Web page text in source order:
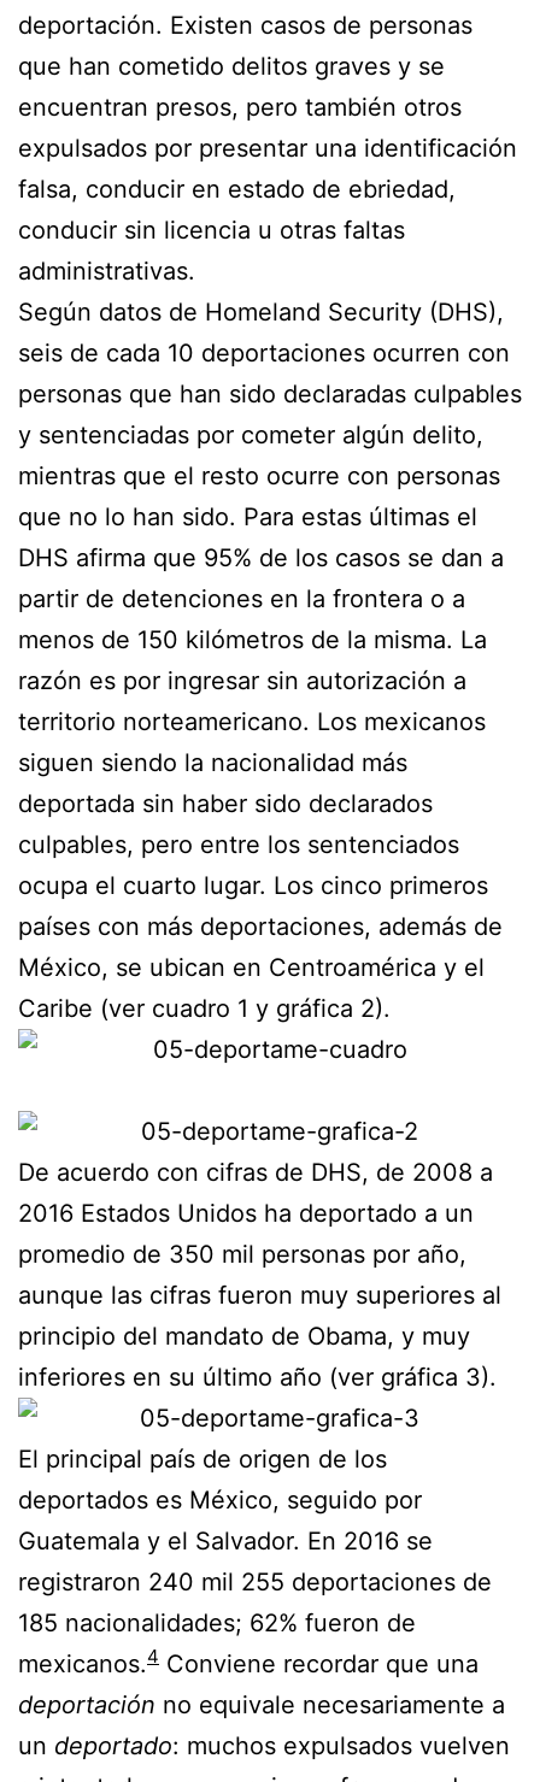
deportación. Existen casos de personas
que han cometido delitos graves y se
encuentran presos, pero también otros
expulsados por presentar una identificación
falsa, conducir en estado de ebriedad,
conducir sin licencia u otras faltas
administrativas.
Según datos de Homeland Security (DHS),
seis de cada 10 deportaciones ocurren con
personas que han sido declaradas culpables
y sentenciadas por cometer algún delito,
mientras que el resto ocurre con personas
que no lo han sido. Para estas últimas el
DHS afirma que 95% de los casos se dan a
partir de detenciones en la frontera o a
menos de 150 kilómetros de la misma. La
razón es por ingresar sin autorización a
territorio norteamericano. Los mexicanos
siguen siendo la nacionalidad más
deportada sin haber sido declarados
culpables, pero entre los sentenciados
ocupa el cuarto lugar. Los cinco primeros
países con más deportaciones, además de
México, se ubican en Centroamérica y el
Caribe (ver cuadro 1 y gráfica 2).
De acuerdo con cifras de DHS, de 2008 a
2016 Estados Unidos ha deportado a un
promedio de 350 mil personas por año,
aunque las cifras fueron muy superiores al
principio del mandato de Obama, y muy
inferiores en su último año (ver gráfica 3).
El principal país de origen de los
deportados es México, seguido por
Guatemala y el Salvador. En 2016 se
registraron 240 mil 255 deportaciones de
185 nacionalidades; 62% fueron de
mexicanos.4 Conviene recordar que una
deportación no equivale necesariamente a
un deportado: muchos expulsados vuelven